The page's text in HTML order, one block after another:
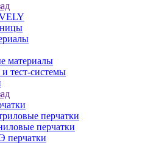
материалы
тест-системы
перчатки
перчатки
перчатки